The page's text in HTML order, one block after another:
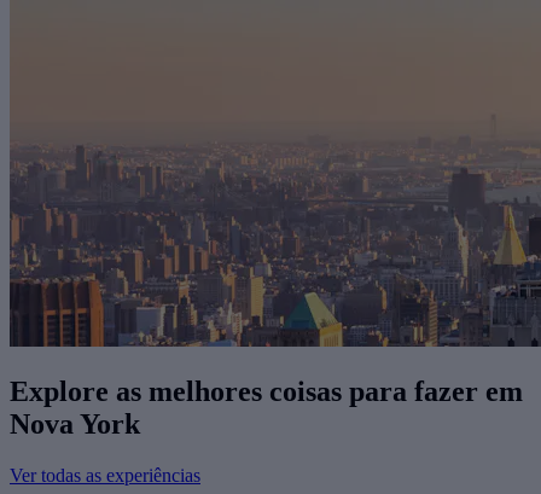
Explore as melhores coisas para fazer ​em
Nova York
Ver todas as experiências